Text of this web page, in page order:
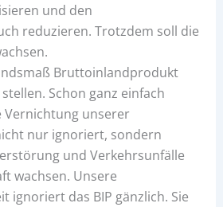
und den
reduzieren. Trotzdem soll die
Bruttoinlandprodukt
Schon ganz einfach
Vernichtung unserer
nur ignoriert, sondern
und Verkehrsunfälle
wachsen. Unsere
ignoriert das BIP gänzlich. Sie